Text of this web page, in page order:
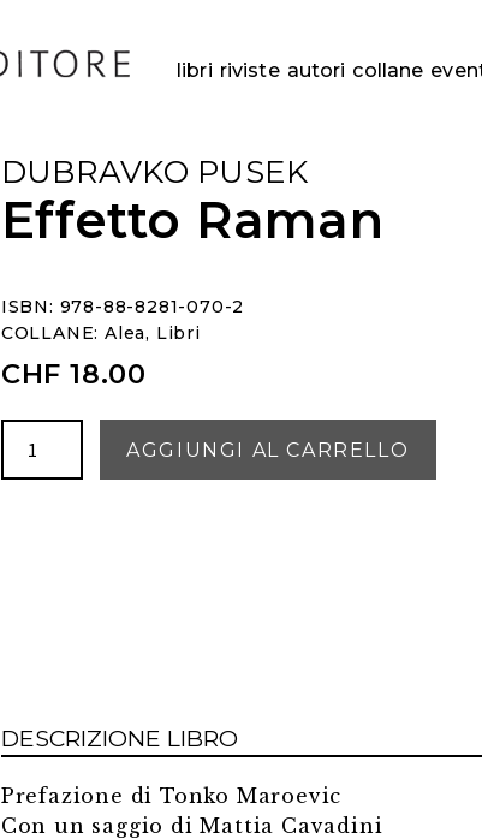
libri riviste autori collane
DUBRAVKO PUSEK
Effetto Raman
ISBN: 978-88-8281-070-2
COLLANE: Alea, Libri
CHF 18.00
Raman
AGGIUNGI AL CARRELLO
DESCRIZIONE LIBRO
Prefazione di Tonko Maroevic
Con un saggio di Mattia Cavadini